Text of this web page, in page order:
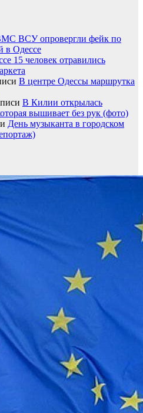
ВСУ опровергли фейк по
в Одессе
15 человек отравились
В центре Одессы маршрутка
В Килии открылась
вышивает без рук (фото)
День музыканта в городском